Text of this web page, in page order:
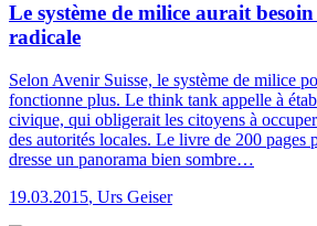
Le système de milice aurait
radicale
Selon Avenir Suisse, le système de milice
fonctionne plus. Le think tank appelle à
civique, qui obligerait les citoyens à
des autorités locales. Le livre de 200 pages
dresse un panorama bien sombre…
19.03.2015, Urs Geiser